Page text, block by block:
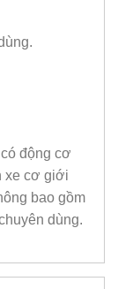
động cơ
xe cơ giới
bao gồm
dùng.